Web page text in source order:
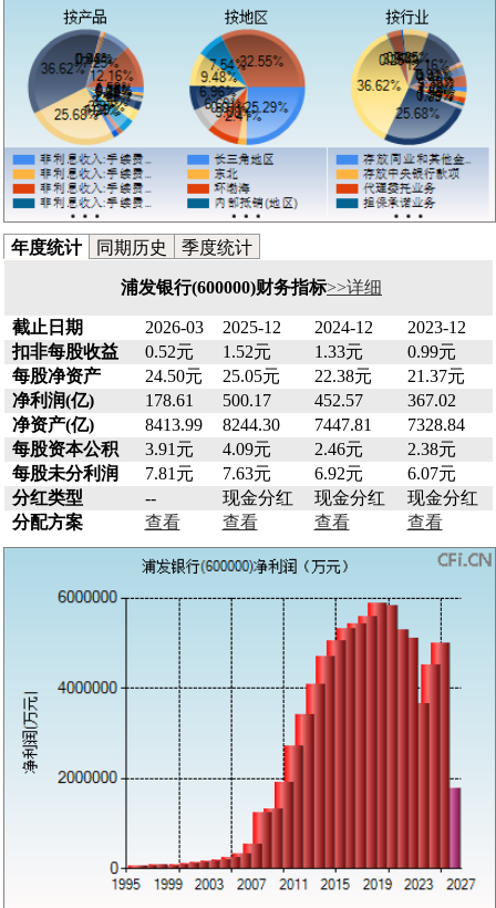
年度统计 同期历史 季度统计
浦发银行(600000)财务指标>>详细
截止日期 2026-03 2025-12 2024-12
2023-12
扣非每股收益
0.52元 1.52元 1.33元
0.99元
每股净资产
24.50元 25.05元 22.38元
21.37元
净利润(亿)
178.61 500.17 452.57
367.02
净资产(亿)
8413.99 8244.30 7447.81
7328.84
每股资本公积
3.91元 4.09元 2.46元
2.38元
每股未分利润
7.81元 7.63元 6.92元
6.07元
分红类型
-- 现金分红 现金分红
现金分红
分配方案
查看 查看 查看 查看